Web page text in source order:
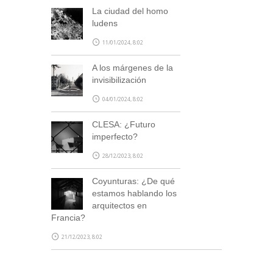
La ciudad del homo
ludens
11/01/2024, 8:02
A los márgenes de la
invisibilización
04/01/2024, 8:02
CLESA: ¿Futuro
imperfecto?
28/12/2023, 8:02
Coyunturas: ¿De qué
estamos hablando los
arquitectos en
Francia?
21/12/2023, 8:02